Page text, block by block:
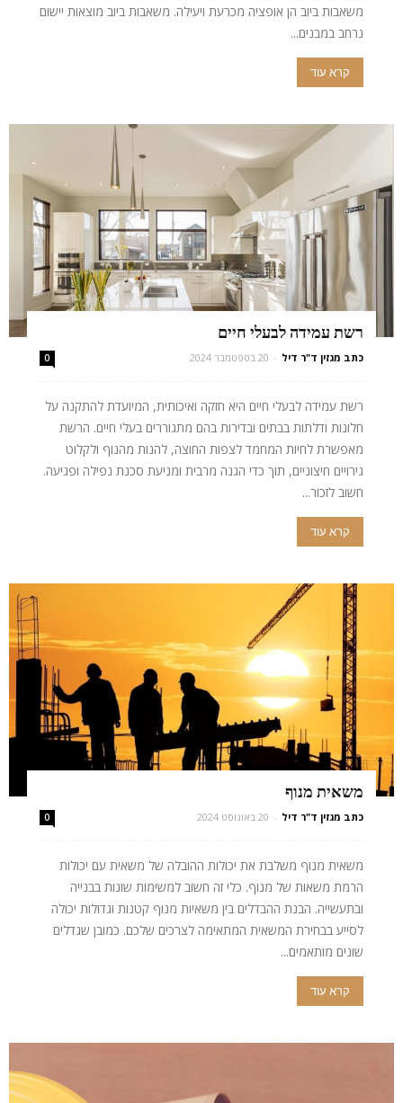
משאבות ביוב הן אופציה מכרעת ויעילה. משאבות ביוב מוצאות יישום
נרחב במבנים...
קרא עוד
רשת עמידה לבעלי חיים
כתב מגזין ד"ר דיל - 20 בספטמבר 2024 0
רשת עמידה לבעלי חיים היא חזקה ואיכותית, המיועדת להתקנה על
חלונות ודלתות בבתים ובדירות בהם מתגוררים בעלי חיים. הרשת
מאפשרת לחיות המחמד לצפות החוצה, להנות מהנוף ולקלוט
גירויים חיצוניים, תוך כדי הגנה מרבית ומניעת סכנת נפילה ופגיעה.
חשוב לזכור...
קרא עוד
משאית מנוף
כתב מגזין ד"ר דיל - 20 באוגוסט 2024 0
משאית מנוף משלבת את יכולות ההובלה של משאית עם יכולות
הרמת משאות של מנוף. כלי זה חשוב למשימות שונות בבנייה
ובתעשייה. הבנת ההבדלים בין משאיות מנוף קטנות וגדולות יכולה
לסייע בבחירת המשאית המתאימה לצרכים שלכם. כמובן שגדלים
שונים מותאמים...
קרא עוד